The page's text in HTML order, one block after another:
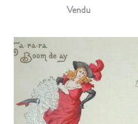
Vendu